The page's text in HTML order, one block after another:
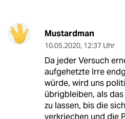
Mustardman
10.05.2020, 12:37 Uhr
Da jeder Versuch
aufgehetzte Irre
würde, wird uns
übrigbleiben, als
zu lassen, bis die
verkriechen und die